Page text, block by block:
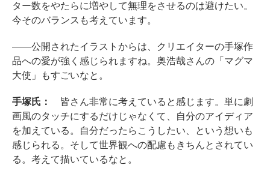
ター数をやたらに増やして無理をさせるのは避けたい。
今そのバランスも考えています。
――公開されたイラストからは、クリエイターの手塚作
品への愛が強く感じられますね。奥浩哉さんの「マグマ
大使」もすごいなと。
手塚氏：
皆さん非常に考えていると感じます。単に劇
画風のタッチにするだけじゃなくて、自分のアイディア
を加えている。自分だったらこうしたい、という想いも
感じられる。そして世界観への配慮もきちんとされてい
る。考えて描いているなと。